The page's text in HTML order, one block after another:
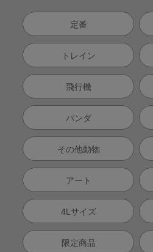
定番
トレイン
飛行機
パンダ
その他動物
アート
4Lサイズ
限定商品